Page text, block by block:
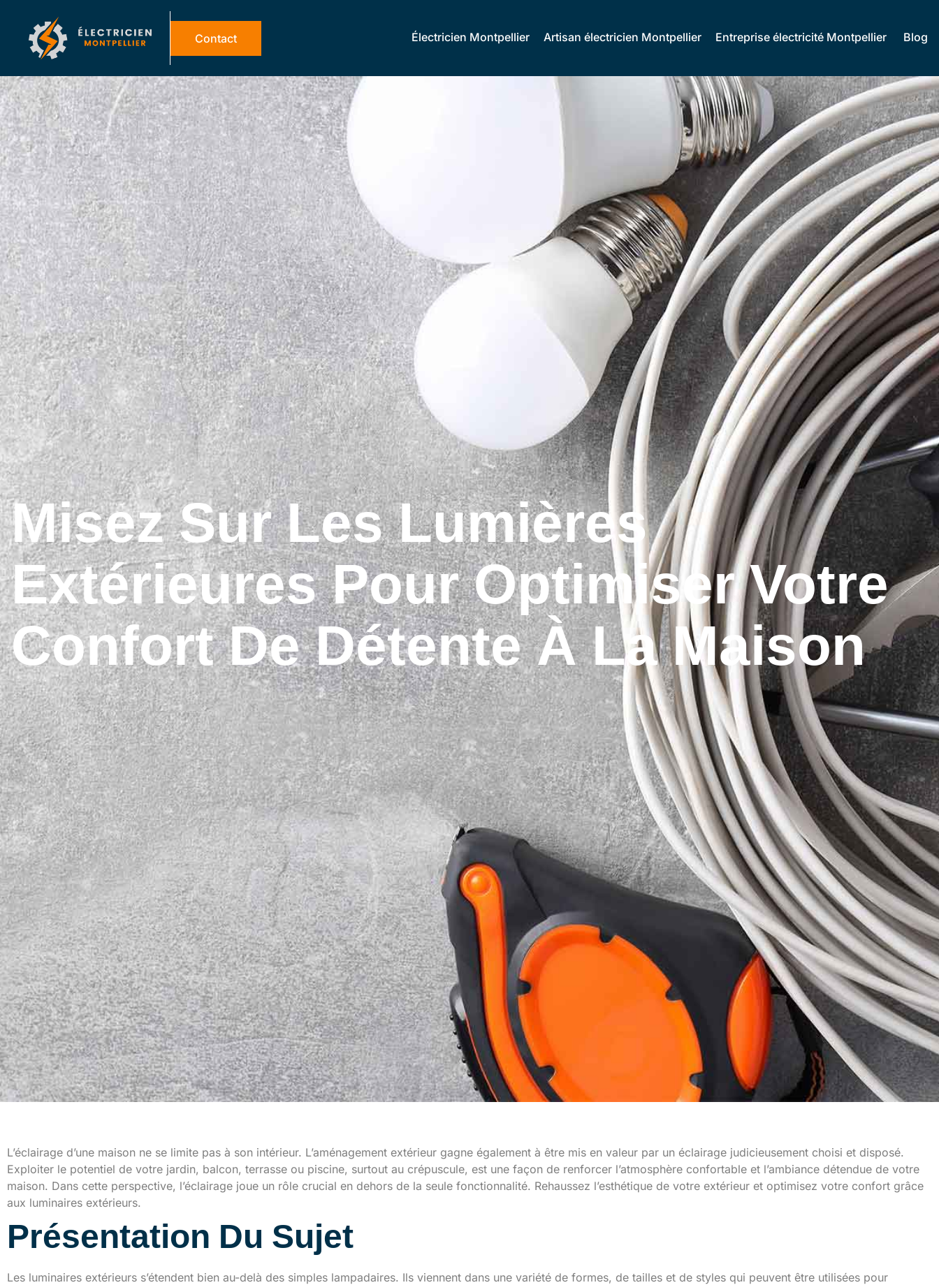
Contact Électricien Montpellier Artisan électricien Montpellier Entreprise électricité Montpellier Blog
Misez Sur Les Lumières
Extérieures Pour Optimiser Votre
Confort De Détente À La Maison
L’éclairage d’une maison ne se limite pas à son intérieur. L’aménagement extérieur gagne également à être mis en valeur par un éclairage judicieusement choisi et disposé.
Exploiter le potentiel de votre jardin, balcon, terrasse ou piscine, surtout au crépuscule, est une façon de renforcer l’atmosphère confortable et l’ambiance détendue de votre
maison. Dans cette perspective, l’éclairage joue un rôle crucial en dehors de la seule fonctionnalité. Rehaussez l’esthétique de votre extérieur et optimisez votre confort grâce
aux luminaires extérieurs.
Présentation Du Sujet
Les luminaires extérieurs s’étendent bien au-delà des simples lampadaires. Ils viennent dans une variété de formes, de tailles et de styles qui peuvent être utilisées pour